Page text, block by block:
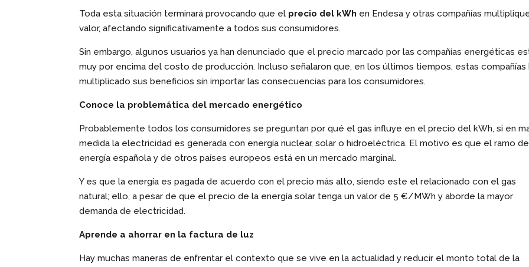
Toda esta situación terminará provocando que el precio del kWh en Endesa y otras compañías
valor, afectando significativamente a todos sus consumidores.
Sin embargo, algunos usuarios ya han denunciado que el precio marcado por las compañías energéticas
muy por encima del costo de producción. Incluso señalaron que, en los últimos tiempos, estas compañías
multiplicado sus beneficios sin importar las consecuencias para los consumidores.
Conoce la problemática del mercado energético
Probablemente todos los consumidores se preguntan por qué el gas influye en el precio del kWh, si en
medida la electricidad es generada con energía nuclear, solar o hidroeléctrica. El motivo es que el ramo
energía española y de otros países europeos está en un mercado marginal.
Y es que la energía es pagada de acuerdo con el precio más alto, siendo este el relacionado con el gas
natural; ello, a pesar de que el precio de la energía solar tenga un valor de 5 €/MWh y aborde la mayor
demanda de electricidad.
Aprende a ahorrar en la factura de luz
Hay muchas maneras de enfrentar el contexto que se vive en la actualidad y reducir el monto total de la